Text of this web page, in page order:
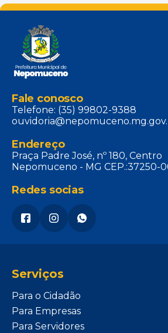
Fale conosco
Telefone: (35) 99802-9388
Endereço
Praça Padre José, nº 180, Centro
Nepomuceno - MG CEP.:37250-
Redes socias
Serviços
Para o Cidadão
Para Empresas
Para Servidores